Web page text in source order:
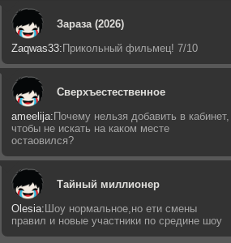
Зараза (2026)
Zaqwas33: Прикольный фильмец! 7/10
Сверхъестественное
ameelija: Почему нельзя добавить в кабинет,
чтобы не искать на каком месте
остаовился?
Тайный миллионер
Olesia: Шоу нормальное,но ети смены
правил и новые участники по средине шоу